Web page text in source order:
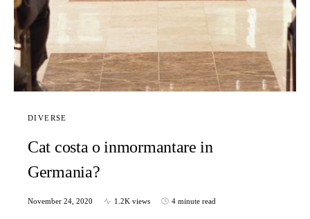
DIVERSE
Cat costa o inmormantare in
Germania?
November 24, 2020 1.2K views 4 minute read